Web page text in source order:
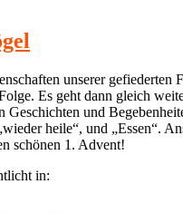
unserer gefiederten
Es geht dann gleich
Geschichten und
heile“, und „Essen“.
schönen 1. Advent!
in: